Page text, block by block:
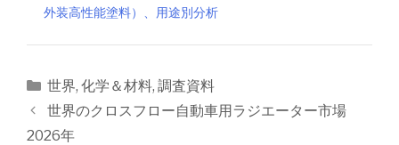
外装高性能塗料）、用途別分析
カ
テ
ゴ
世界, 化学＆材料, 調査資料
投
稿
世界のクロスフロー自動車用ラジエーター市場
2026年